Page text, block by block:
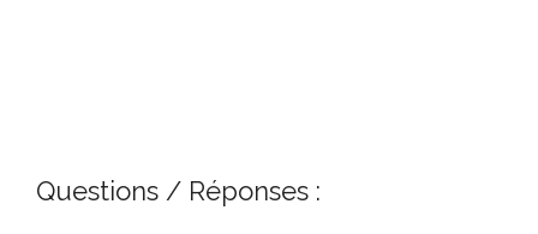
Questions / Réponses :